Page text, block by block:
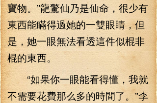
寶物。”龍驚仙乃是仙命，很少有
東西能瞞得過她的一雙眼睛，但
是，她一眼無法看透這件似棍非
棍的東西。
“如果你一眼能看得懂，我就
不需要花費那么多的時間了。”李